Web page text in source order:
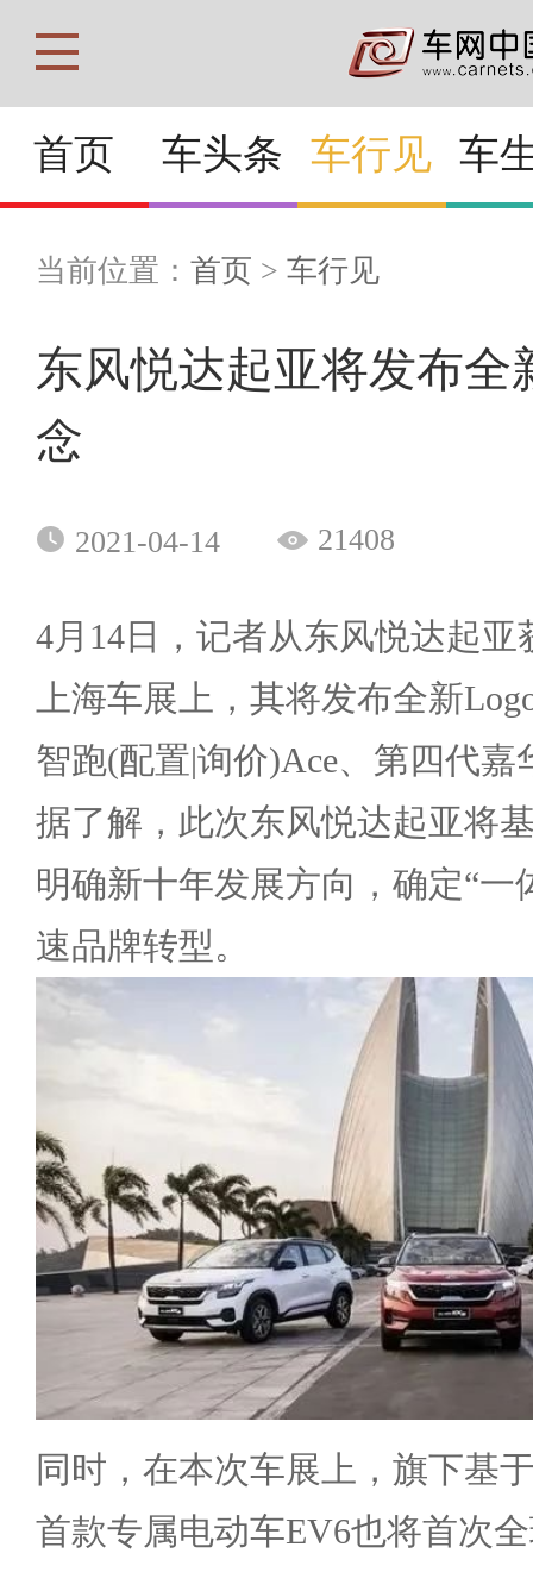
首页 车头条 车行见 车
当前位置： 首页 > 车行见
东风悦达起亚将发布全
念
2021-04-14 21408
4月14日，记者从东风悦达起
上海车展上，其将发布全新
智跑(配置|询价)Ace、第四代嘉
据了解，此次东风悦达起亚将
明确新十年发展方向，确定“一
速品牌转型。
同时，在本次车展上，旗下基
首款专属电动车EV6也将首次